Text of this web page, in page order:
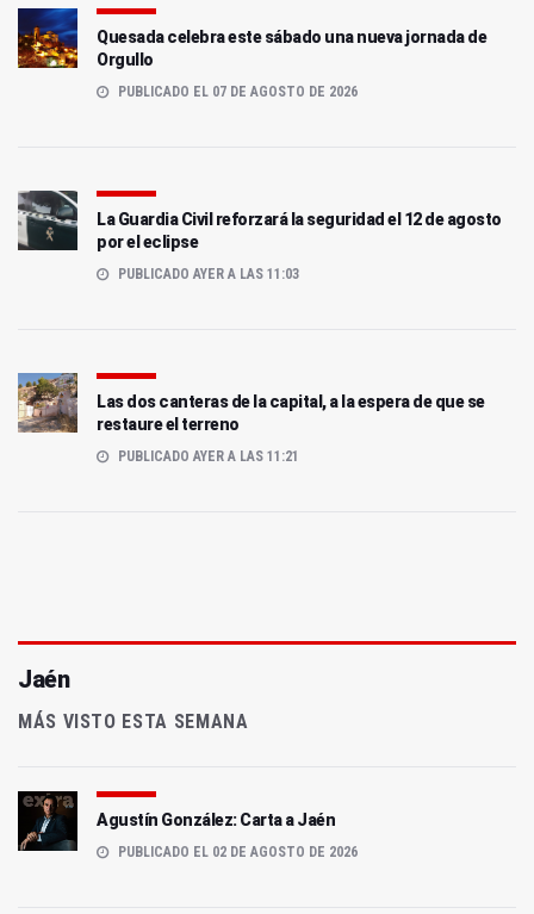
Quesada celebra este sábado una nueva jornada de
Orgullo
PUBLICADO EL 07 DE AGOSTO DE 2026
La Guardia Civil reforzará la seguridad el 12 de agosto
por el eclipse
PUBLICADO AYER A LAS 11:03
Las dos canteras de la capital, a la espera de que se
restaure el terreno
PUBLICADO AYER A LAS 11:21
Jaén
MÁS VISTO ESTA SEMANA
Agustín González: Carta a Jaén
PUBLICADO EL 02 DE AGOSTO DE 2026